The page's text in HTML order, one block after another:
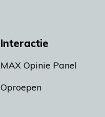
Interactie
MAX Opinie Panel
Oproepen